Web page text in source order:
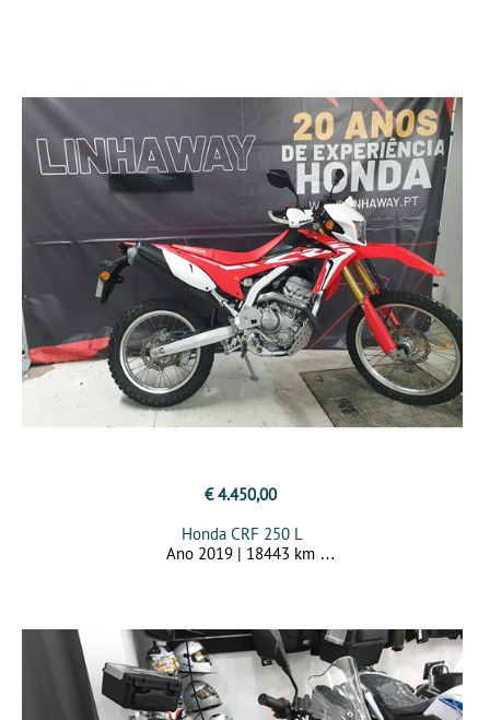
€ 4.450,00
Honda CRF 250 L
Ano 2019 | 18443 km